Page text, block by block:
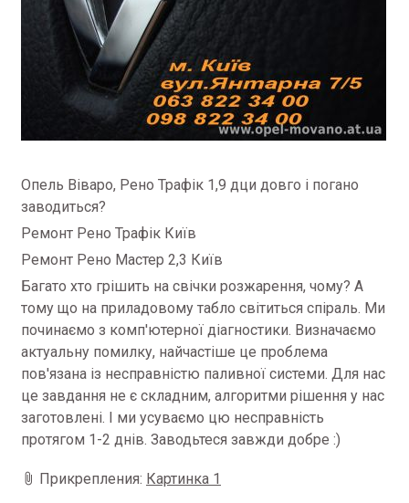
Опель Віваро, Рено Трафік 1,9 дци довго і погано
заводиться?
Ремонт Рено Трафік Київ
Ремонт Рено Мастер 2,3 Київ
Багато хто грішить на свічки розжарення, чому? А
тому що на приладовому табло світиться спіраль. Ми
починаємо з комп'ютерної діагностики. Визначаємо
актуальну помилку, найчастіше це проблема
пов'язана із несправністю паливної системи. Для нас
це завдання не є складним, алгоритми рішення у нас
заготовлені. І ми усуваємо цю несправність
протягом 1-2 днів. Заводьтеся завжди добре :)
Прикрепления: Картинка 1